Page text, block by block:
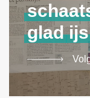
glad ijs